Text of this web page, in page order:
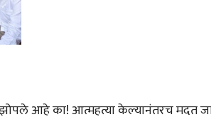
झोपले आहे का! आत्महत्या केल्यानंतरच मदत